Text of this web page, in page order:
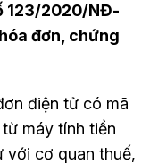
123/2020/NĐ-
đơn, chứng
điện tử có mã
máy tính tiền
với cơ quan thuế,